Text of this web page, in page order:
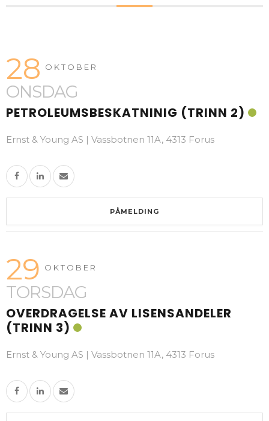
28 OKTOBER
ONSDAG
PETROLEUMSBESKATNINIG (TRINN 2)
Ernst & Young AS | Vassbotnen 11A, 4313 Forus
PÅMELDING
29 OKTOBER
TORSDAG
OVERDRAGELSE AV LISENSANDELER
(TRINN 3)
Ernst & Young AS | Vassbotnen 11A, 4313 Forus